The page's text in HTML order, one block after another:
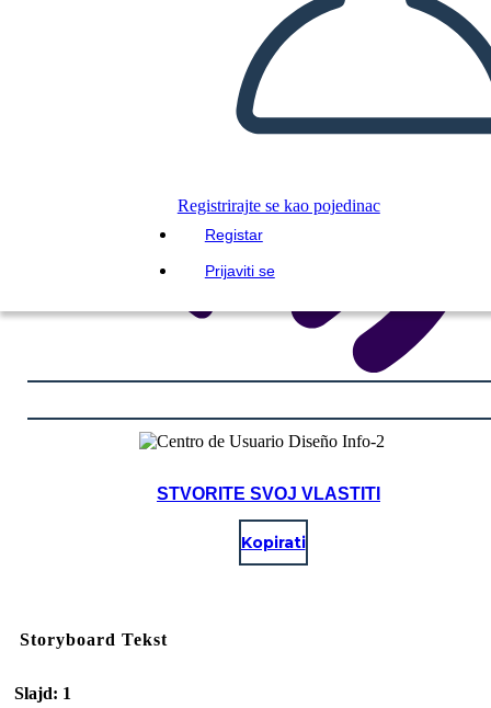
Registrirajte se kao pojedinac
Registar
Prijaviti se
STVORITE SVOJ VLASTITI
Kopirati
Storyboard Tekst
Slajd: 1